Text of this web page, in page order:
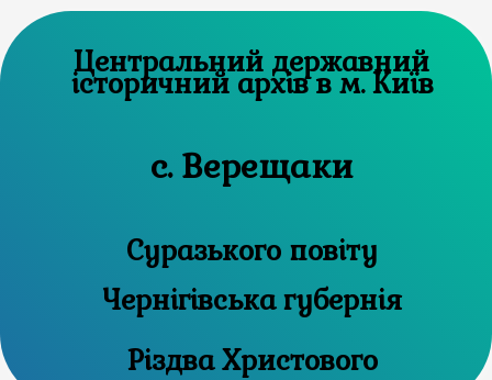
Центральний державний
історичний архів в м. Київ
с. Верещаки
Суразького повіту
Чернігівська губернія
Різдва Христового